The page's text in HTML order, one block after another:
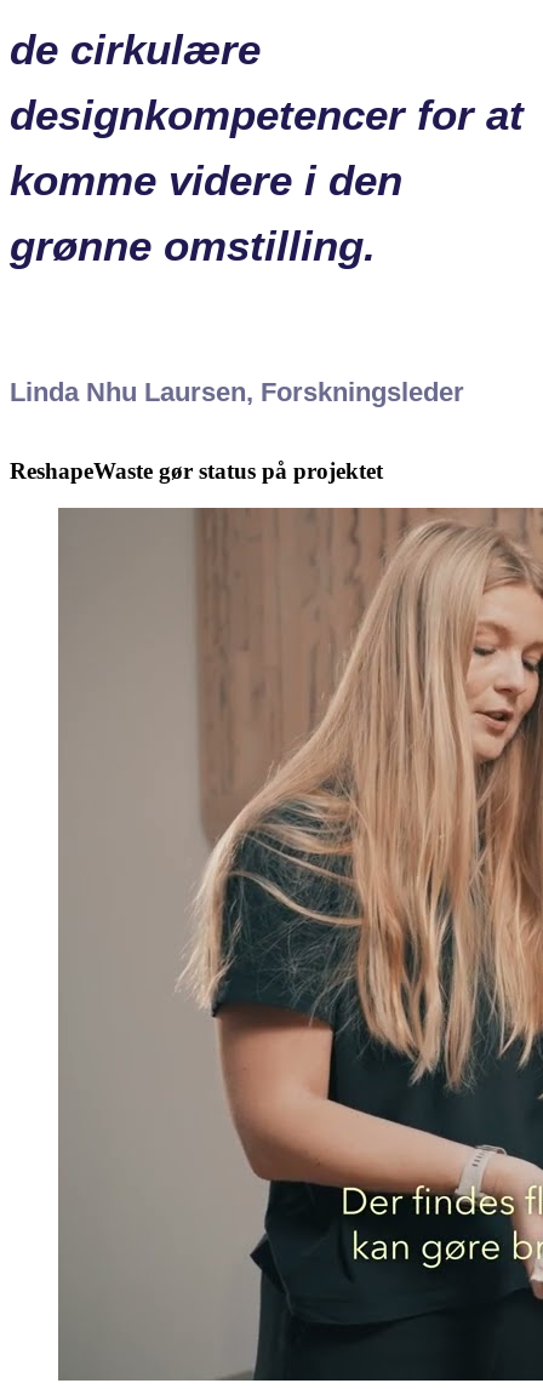
de cirkulære
designkompetencer for at
komme videre i den
grønne omstilling.
Linda Nhu Laursen, Forskningsleder
ReshapeWaste gør status på projektet